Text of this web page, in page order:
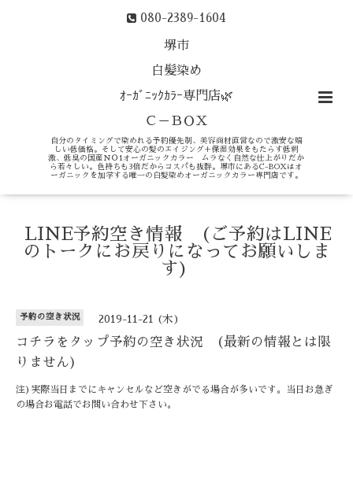
080-2389-1604
堺市
白髪染め
ｵｰｶﾞﾆｯｸｶﾗｰ専門店🌿
Ｃ－ＢＯＸ
自分のタイミングで染めれる予約優先制、美容商材直営なので激安な嬉
しい低価格。そして安心の髪のエイジング＋保湿効果をもたらす低刺
激、低臭の国産ＮＯ1オーガニックカラー ムラなく自然な仕上がりだか
ら若々しい。色持ちも3倍だからコスパも抜群。堺市にあるC-BOXはオ
ーガニックを加学する唯一の白髪染めオーガニックカラー専門店です。
LINE予約空き情報 (ご予約はLINE
のトークにお戻りになってお願いしま
す)
予約の空き状況 2019-11-21 (木)
コチラをタップ予約の空き状況 (最新の情報とは限
りません)
注)実際当日までにキャンセルなど空きがでる場合が多いです。当日お急ぎ
の場合お電話でお問い合わせ下さい。